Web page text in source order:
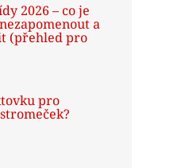
2026 – co je
a
(přehled pro
pro